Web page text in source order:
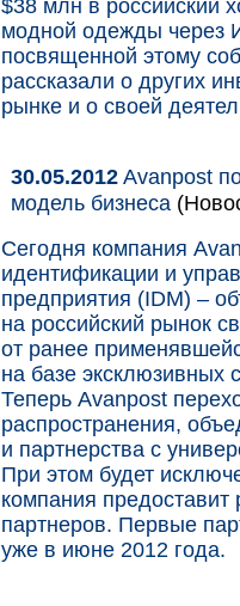
$38 млн в российский
модной одежды через
посвященной этому
рассказали о других
рынке и о своей
30.05.2012Avanpost
модель бизнеса
Сегодня компания
идентификации и
предприятия (IDM) –
на российский рынок
от ранее
на базе эксклюзивных
Теперь Avanpost
распространения,
и партнерства с
При этом будет
компания
партнеров. Первые
уже в июне 2012 года.